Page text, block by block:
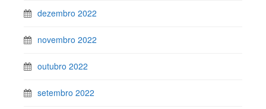
dezembro 2022
novembro 2022
outubro 2022
setembro 2022